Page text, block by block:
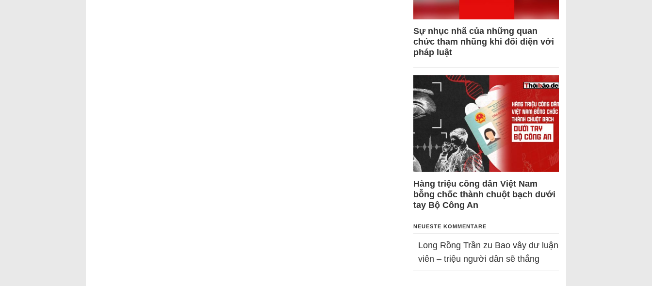
Sự nhục nhã của những quan
chức tham nhũng khi đối diện với
pháp luật
Hàng triệu công dân Việt Nam
bỗng chốc thành chuột bạch dưới
tay Bộ Công An
NEUESTE KOMMENTARE
Long Rồng Trần zu Bao vây dư luận
viên – triệu người dân sẽ thắng